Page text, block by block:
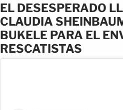
EL DESESPERADO
CLAUDIA
BUKELE PARA EL
RESCATISTAS